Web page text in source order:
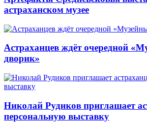
астраханском музее
Астраханцев ждёт очередной
дворик»
Николай Рудиков приглашает
персональную выставку